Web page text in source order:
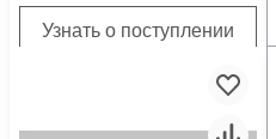
Узнать о поступлении